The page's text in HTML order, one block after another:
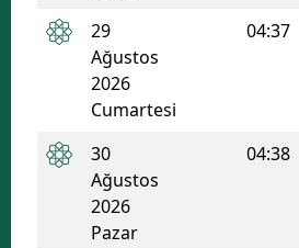
29
Ağustos
2026
Cumartesi
04:37
30
Ağustos
2026
Pazar
04:38